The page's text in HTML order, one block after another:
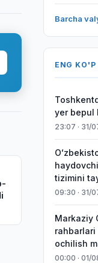
Barcha
ENG
yer bepul
23:07 · 31/
tizimini
09:30 · 31/
Markaziy
rahbarlari
ochilish
00:00 · 01/